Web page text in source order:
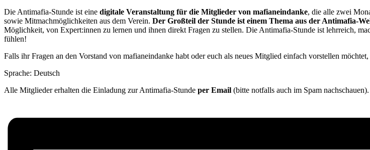
Die Antimafia-Stunde ist eine digitale Veranstaltung für die Mitglieder von mafianeindanke, die alle zwei
sowie Mitmachmöglichkeiten aus dem Verein. Der Großteil der Stunde ist einem Thema aus der Antimafia-
Möglichkeit, von Expert:innen zu lernen und ihnen direkt Fragen zu stellen. Die Antimafia-Stunde ist lehrreich,
fühlen!
Falls ihr Fragen an den Vorstand von mafianeindanke habt oder euch als neues Mitglied einfach vorstellen
Sprache: Deutsch
Alle Mitglieder erhalten die Einladung zur Antimafia-Stunde per Email (bitte notfalls auch im Spam